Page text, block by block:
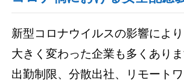
新型コロナウイルスの影響によ
大きく変わった企業も多くありま
出勤制限、分散出社、リモート